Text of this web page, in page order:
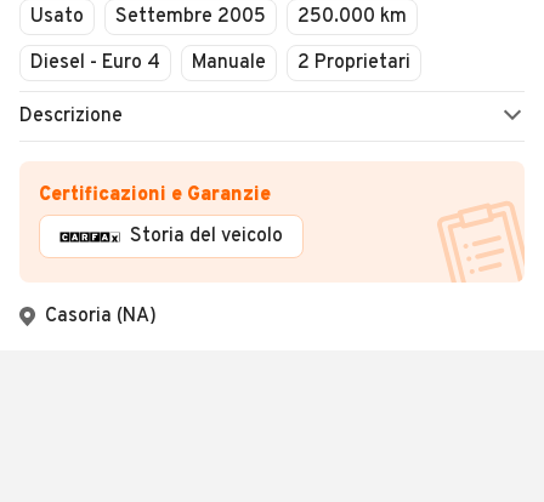
Usato Settembre 2005
250.000 km
Diesel - Euro 4
Manuale 2 Proprietari
Descrizione
Certificazioni e Garanzie
Storia del veicolo
Casoria (NA)